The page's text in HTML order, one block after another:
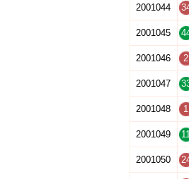
2001044
2001045
2001046 2
2001047
2001048 1
2001049
2001050